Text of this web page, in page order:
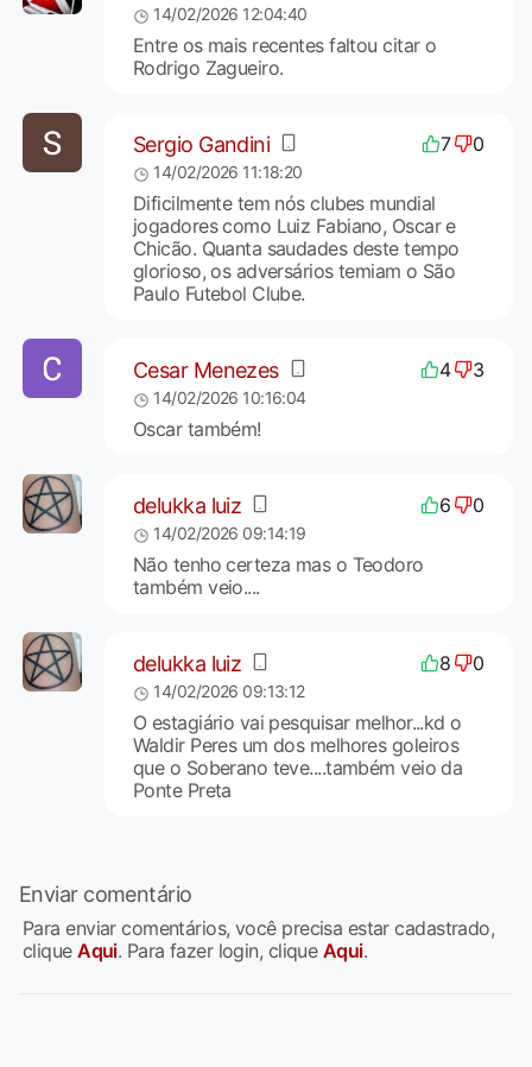
14/02/2026 12:04:40
Entre os mais recentes faltou citar o
Rodrigo Zagueiro.
Sergio Gandini 7 0
14/02/2026 11:18:20
Dificilmente tem nós clubes mundial
jogadores como Luiz Fabiano, Oscar e
Chicão. Quanta saudades deste tempo
glorioso, os adversários temiam o São
Paulo Futebol Clube.
Cesar Menezes 4 3
14/02/2026 10:16:04
Oscar também!
delukka luiz 6 0
14/02/2026 09:14:19
Não tenho certeza mas o Teodoro
também veio....
delukka luiz 8 0
14/02/2026 09:13:12
O estagiário vai pesquisar melhor...kd o
Waldir Peres um dos melhores goleiros
que o Soberano teve....também veio da
Ponte Preta
Enviar comentário
Para enviar comentários, você precisa estar cadastrado,
cliqueAqui. Para fazer login, clique Aqui.